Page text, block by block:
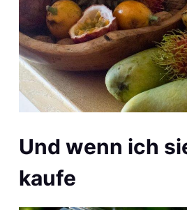
Und wenn ich
kaufe